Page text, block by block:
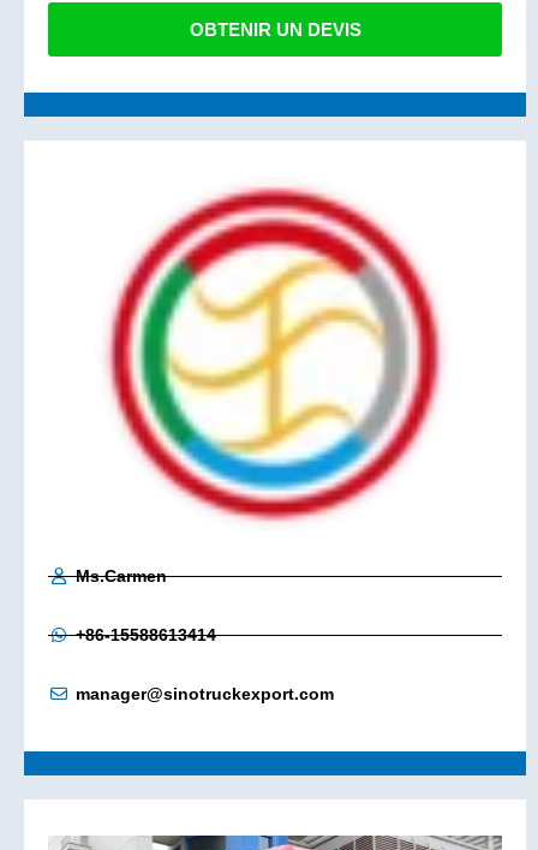
OBTENIR UN DEVIS
Ms.Carmen
+86-15588613414
manager@sinotruckexport.com